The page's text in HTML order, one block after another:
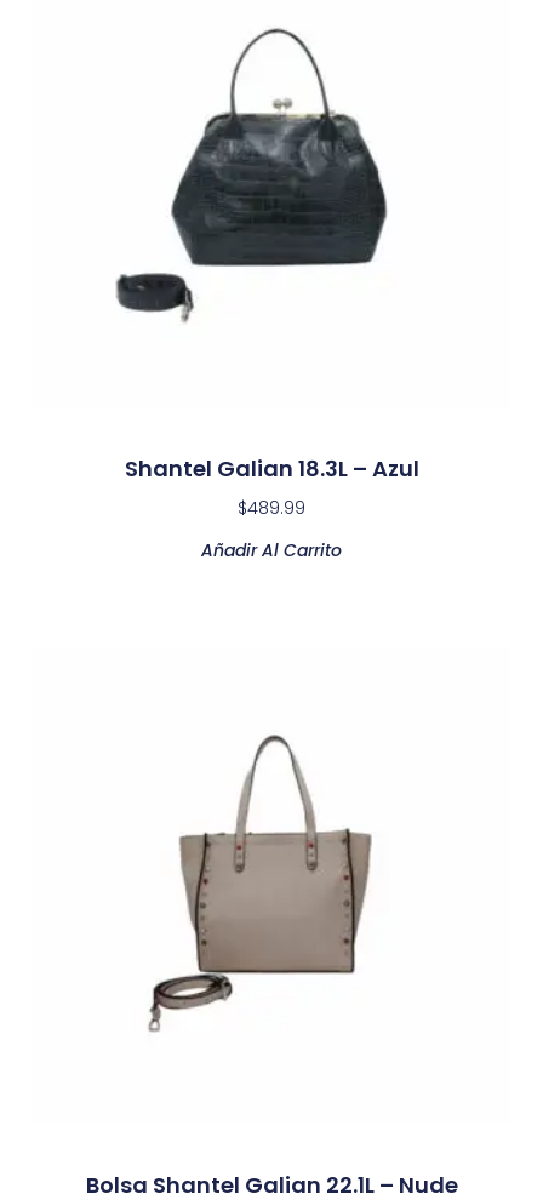
Shantel Galian 18.3L – Azul
$489.99
Añadir Al Carrito
Bolsa Shantel Galian 22.1L – Nude